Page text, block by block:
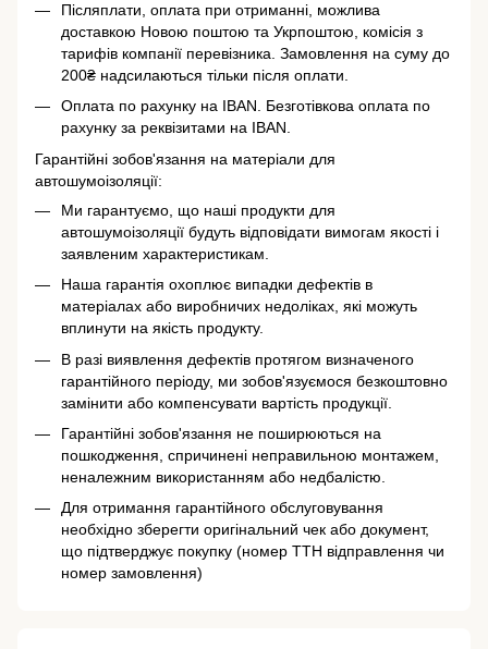
Післяплати, оплата при отриманні, можлива
доставкою Новою поштою та Укрпоштою, комісія з
тарифів компанії перевізника. Замовлення на суму до
200₴ надсилаються тільки після оплати.
Оплата по рахунку на IBAN. Безготівкова оплата по
рахунку за реквізитами на IBAN.
Гарантійні зобов'язання на матеріали для
автошумоізоляції:
Ми гарантуємо, що наші продукти для
автошумоізоляції будуть відповідати вимогам якості і
заявленим характеристикам.
Наша гарантія охоплює випадки дефектів в
матеріалах або виробничих недоліках, які можуть
вплинути на якість продукту.
В разі виявлення дефектів протягом визначеного
гарантійного періоду, ми зобов'язуємося безкоштовно
замінити або компенсувати вартість продукції.
Гарантійні зобов'язання не поширюються на
пошкодження, спричинені неправильною монтажем,
неналежним використанням або недбалістю.
Для отримання гарантійного обслуговування
необхідно зберегти оригінальний чек або документ,
що підтверджує покупку (номер ТТН відправлення чи
номер замовлення)